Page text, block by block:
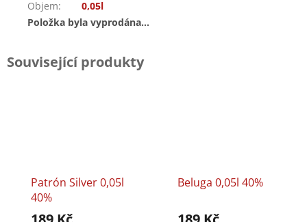
Objem:
0,05l
Položka byla vyprodána…
Související produkty
Patrón Silver 0,05l
40%
Beluga 0,05l 40%